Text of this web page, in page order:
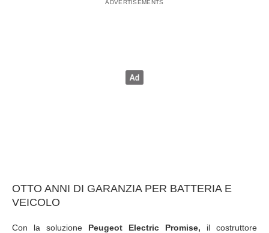
OTTO ANNI DI GARANZIA PER BATTERIA E
VEICOLO
Con la soluzione Peugeot Electric Promise, il costruttore